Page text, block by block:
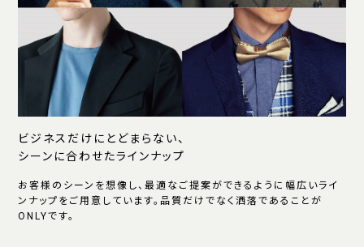
ビジネスだけにとどまらない、
シーンに合わせたラインナップ
お客様のシーンを想像し、最適なご提案ができるように幅広いライ
ンナップをご用意しています。品質だけでなく洒落であることが
ONLYです。